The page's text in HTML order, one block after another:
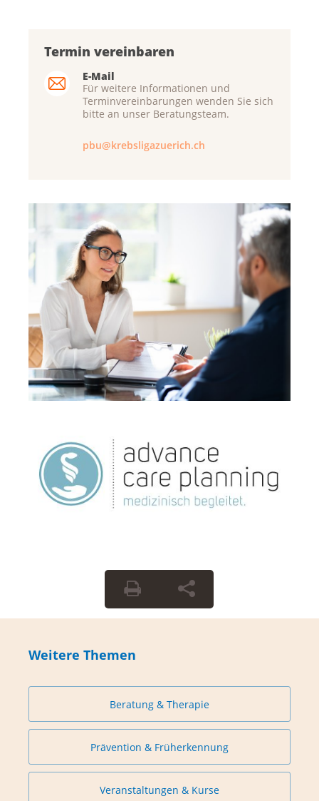
Termin vereinbaren
E-Mail
Für weitere Informationen und
Terminvereinbarungen wenden Sie sich
bitte an unser Beratungsteam.
pbu@krebsligazuerich.ch
Weitere Themen
Beratung & Therapie
Prävention & Früherkennung
Veranstaltungen & Kurse